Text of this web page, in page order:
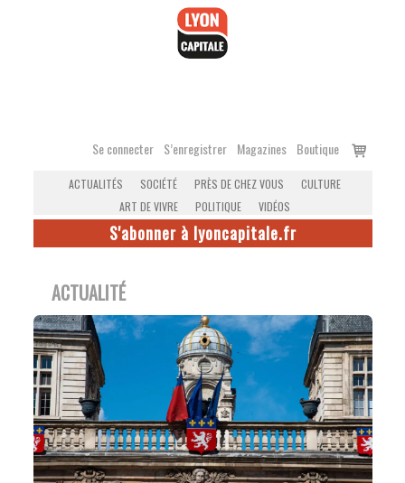
Se connecter S’enregistrer Magazines Boutique
Voir
ACTUALITÉS SOCIÉTÉ PRÈS DE CHEZ VOUS
CULTURE
ART DE VIVRE
POLITIQUE VIDÉOS
S'abonner à lyoncapitale.fr
ACTUALITÉ